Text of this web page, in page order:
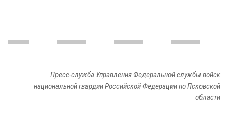
Пресс-служба Управления Федеральной службы войск
национальной гвардии Российской Федерации по Псковской
области